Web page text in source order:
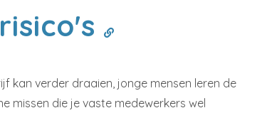
kan verder draaien, jonge mensen leren de
missen die je vaste medewerkers wel